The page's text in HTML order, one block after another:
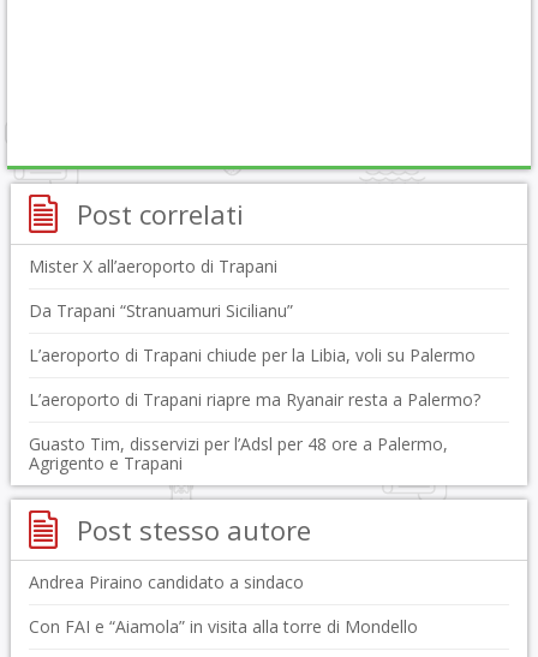
Post correlati
Mister X all’aeroporto di Trapani
Da Trapani “Stranuamuri Sicilianu”
L’aeroporto di Trapani chiude per la Libia, voli su Palermo
L’aeroporto di Trapani riapre ma Ryanair resta a Palermo?
Guasto Tim, disservizi per l’Adsl per 48 ore a Palermo,
Agrigento e Trapani
Post stesso autore
Andrea Piraino candidato a sindaco
Con FAI e “Aiamola” in visita alla torre di Mondello